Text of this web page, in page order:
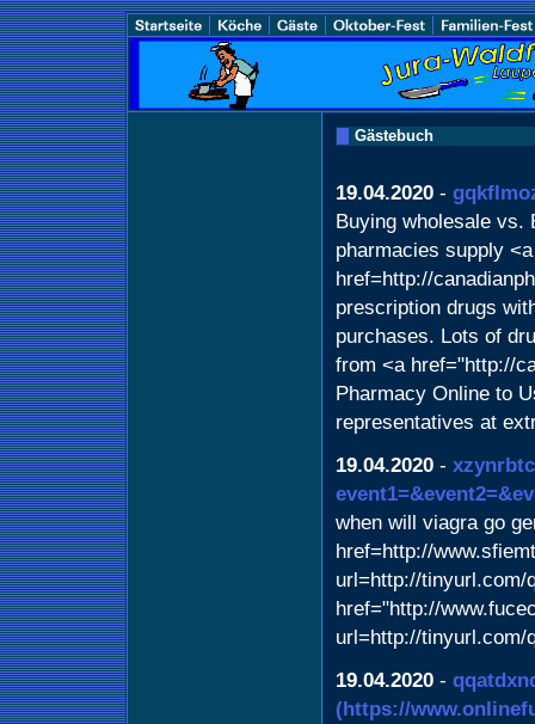
Gästebuch
19.04.2020 -
Buying wholesale vs.
pharmacies supply <a
href=http://
prescription drugs
purchases. Lots of
from <a href="http://
Pharmacy Online to
representatives at
19.04.2020 -
when will viagra go
href=http://
url=http://tinyurl.com/
href="http://
url=http://tinyurl.com/
19.04.2020 -
(https://